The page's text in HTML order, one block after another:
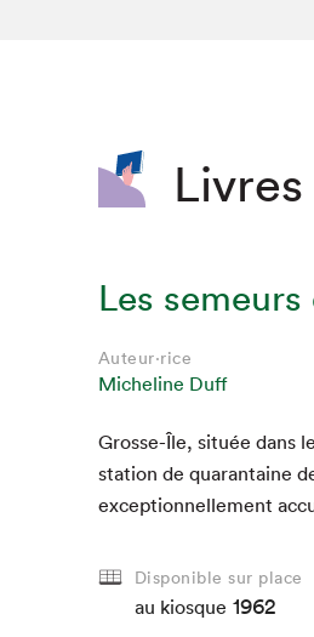
Les semeurs
Auteur·rice
Micheline Duff
Grosse-Île, située dans
sta­tion de quar­an­taine
excep­tion­nelle­ment
Disponible sur place
au kiosque 1962